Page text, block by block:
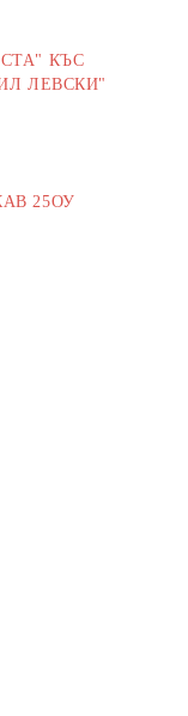
КЪС
ЛЕВСКИ"
25ОУ